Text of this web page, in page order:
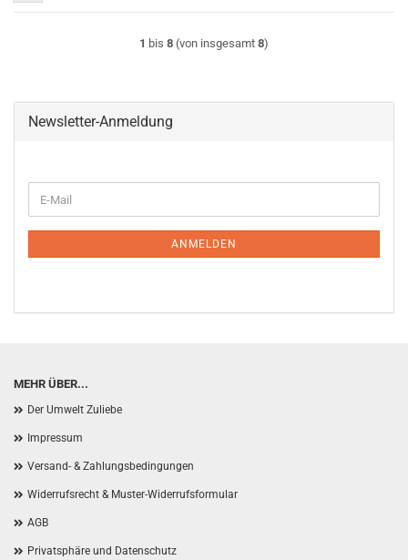
1 bis 8 (von insgesamt 8)
Newsletter-Anmeldung
ZUR
E-
Mail
ANMELDEN
MEHR ÜBER...
Der Umwelt Zuliebe
Impressum
Versand- & Zahlungsbedingungen
Widerrufsrecht & Muster-Widerrufsformular
AGB
Privatsphäre und Datenschutz